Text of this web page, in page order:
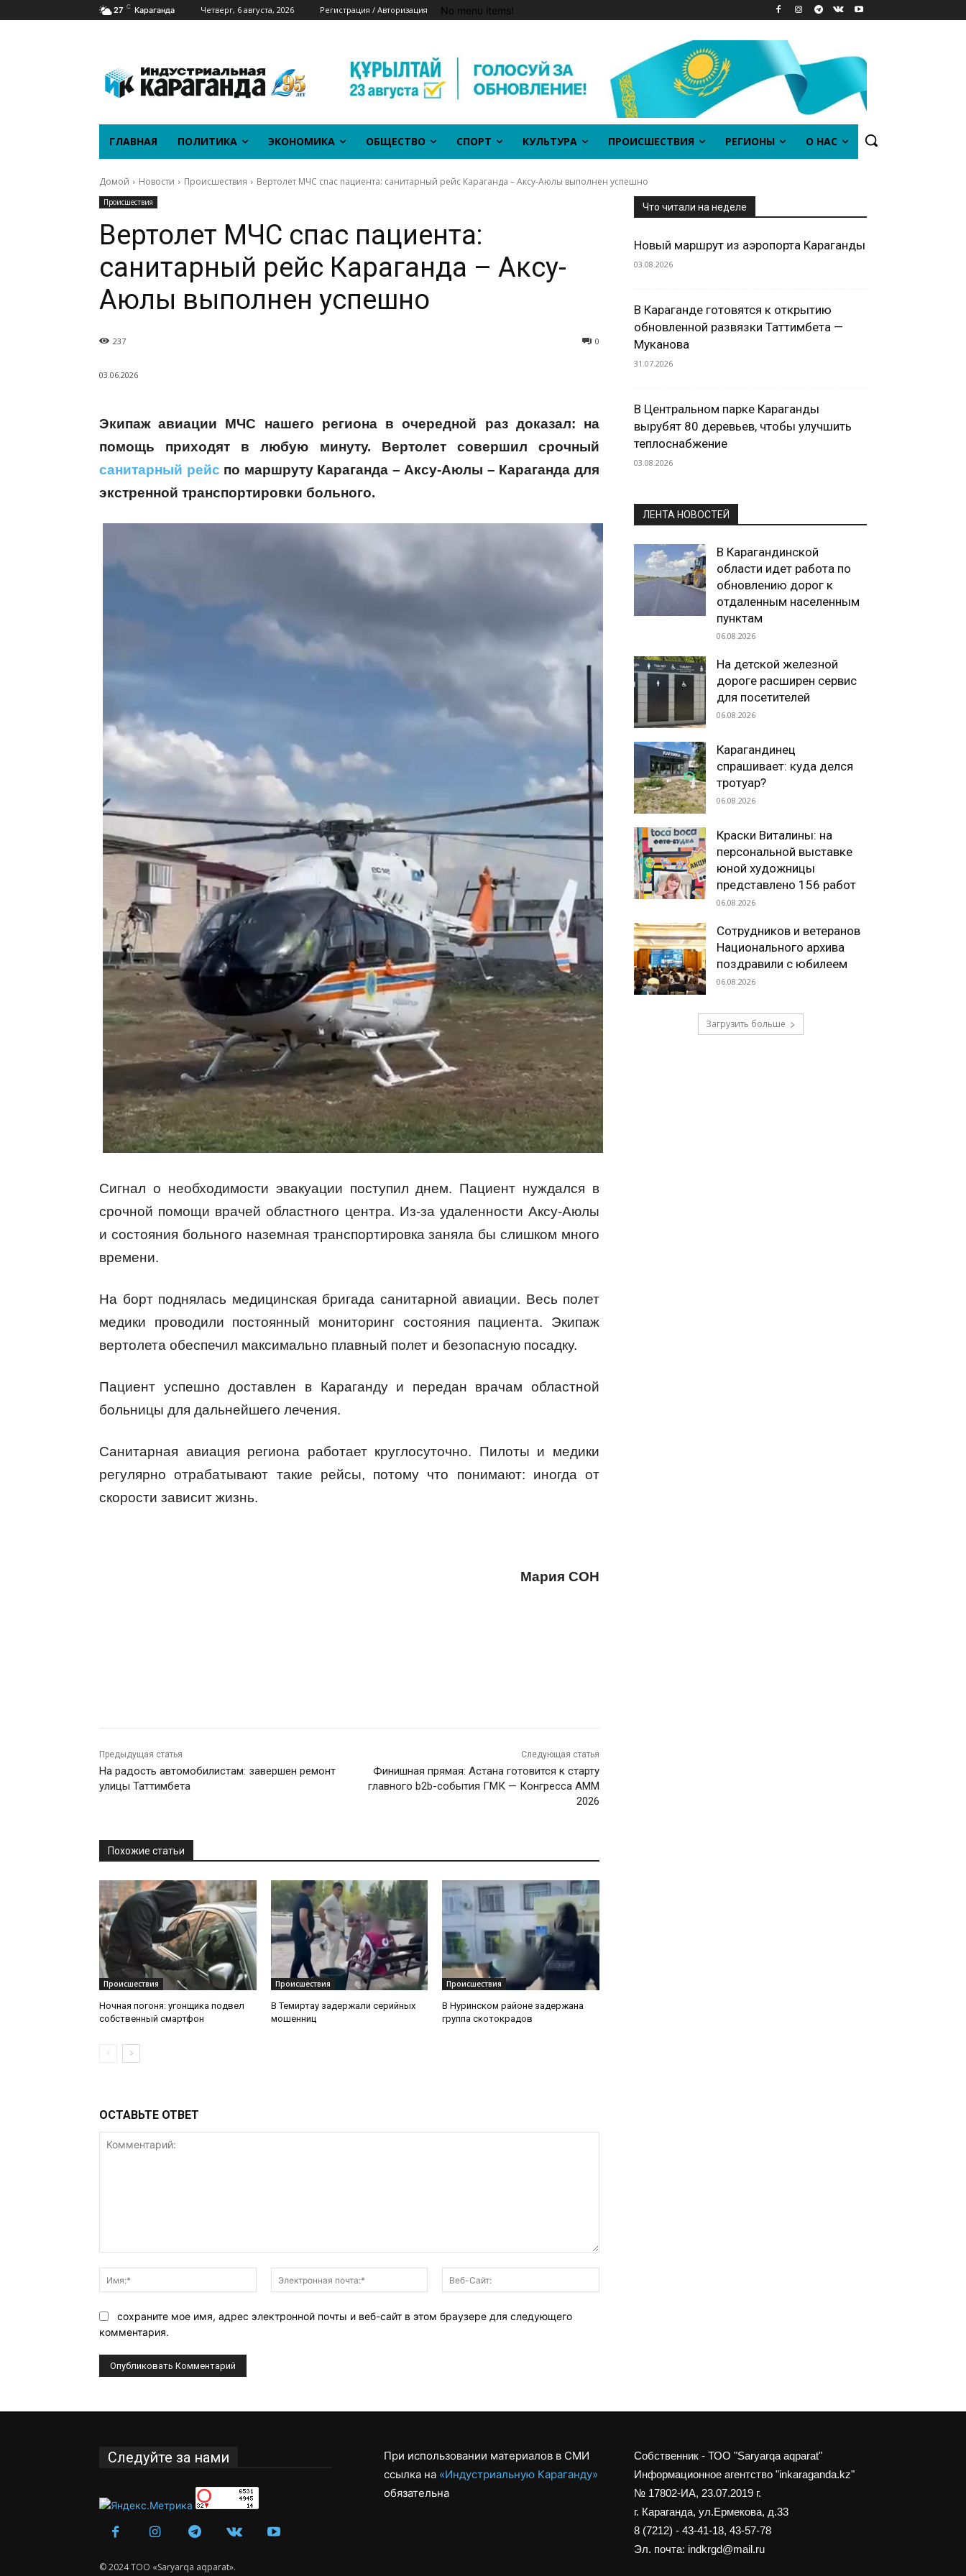
27 C Караганда Четверг, 6 августа, 2026 Регистрация / Авторизация No menu items!
ГЛАВНАЯ ПОЛИТИКА ЭКОНОМИКА ОБЩЕСТВО СПОРТ КУЛЬТУРА ПРОИСШЕСТВИЯ РЕГИОНЫ О НАС
Домой Новости Происшествия Вертолет МЧС спас пациента: санитарный рейс Караганда – Аксу-Аюлы выполнен успешно
Происшествия
Вертолет МЧС спас пациента:
санитарный рейс Караганда – Аксу-
Аюлы выполнен успешно
0
237
03.06.2026
Экипаж авиации МЧС нашего региона в очередной раз доказал: на
помощь приходят в любую минуту. Вертолет совершил срочный
санитарный рейс по маршруту Караганда – Аксу-Аюлы – Караганда для
экстренной транспортировки больного.
Сигнал о необходимости эвакуации поступил днем. Пациент нуждался в
срочной помощи врачей областного центра. Из-за удаленности Аксу-Аюлы
и состояния больного наземная транспортировка заняла бы слишком много
времени.
На борт поднялась медицинская бригада санитарной авиации. Весь полет
медики проводили постоянный мониторинг состояния пациента. Экипаж
вертолета обеспечил максимально плавный полет и безопасную посадку.
Пациент успешно доставлен в Караганду и передан врачам областной
больницы для дальнейшего лечения.
Санитарная авиация региона работает круглосуточно. Пилоты и медики
регулярно отрабатывают такие рейсы, потому что понимают: иногда от
скорости зависит жизнь.
Мария СОН
Предыдущая статья
На радость автомобилистам: завершен ремонт
улицы Таттимбета
Следующая статья
Финишная прямая: Астана готовится к старту
главного b2b-события ГМК — Конгресса AMM
2026
Похожие статьи
Происшествия
Ночная погоня: угонщика подвел
собственный смартфон
Происшествия
В Темиртау задержали серийных
мошенниц
Происшествия
В Нуринском районе задержана
группа скотокрадов
ОСТАВЬТЕ ОТВЕТ
Имя:*
Электронная
почта:*
Сайт:
сохраните мое имя, адрес электронной почты и веб-сайт в этом браузере для следующего
комментария.
Что читали на неделе
Новый маршрут из аэропорта Караганды
03.08.2026
В Караганде готовятся к открытию
обновленной развязки Таттимбета —
Муканова
31.07.2026
В Центральном парке Караганды
вырубят 80 деревьев, чтобы улучшить
теплоснабжение
03.08.2026
ЛЕНТА НОВОСТЕЙ
В Карагандинской
области идет работа по
обновлению дорог к
отдаленным населенным
пунктам
06.08.2026
На детской железной
дороге расширен сервис
для посетителей
06.08.2026
Карагандинец
спрашивает: куда делся
тротуар?
06.08.2026
Краски Виталины: на
персональной выставке
юной художницы
представлено 156 работ
06.08.2026
Сотрудников и ветеранов
Национального архива
поздравили с юбилеем
06.08.2026
Загрузить больше
Следуйте за нами
© 2024 ТОО «Saryarqa aqparat».
При использовании материалов в СМИ
ссылка на «Индустриальную Караганду»
обязательна
Собственник - ТОО "Saryarqa aqparat"
Информационное агентство "inkaraganda.kz"
№ 17802-ИА, 23.07.2019 г.
г. Караганда, ул.Ермекова, д.33
8 (7212) - 43-41-18, 43-57-78
Эл. почта: indkrgd@mail.ru